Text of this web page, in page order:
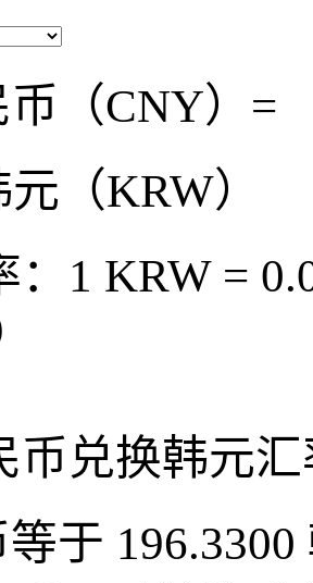
币（CNY）=
（KRW）
：1 KRW =
币兑换韩元
于